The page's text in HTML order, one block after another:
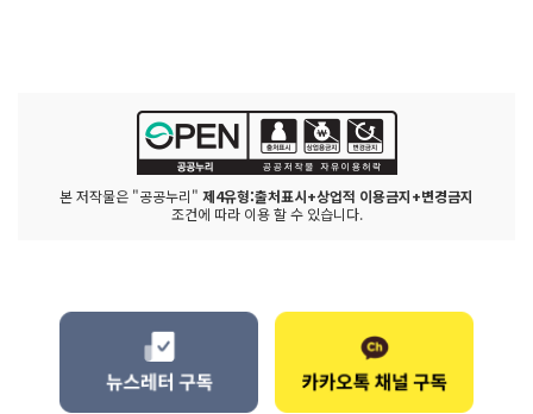
본 저작물은 "공공누리" 제4유형:출처표시+상업적 이용금지+변경금지
조건에 따라 이용 할 수 있습니다.